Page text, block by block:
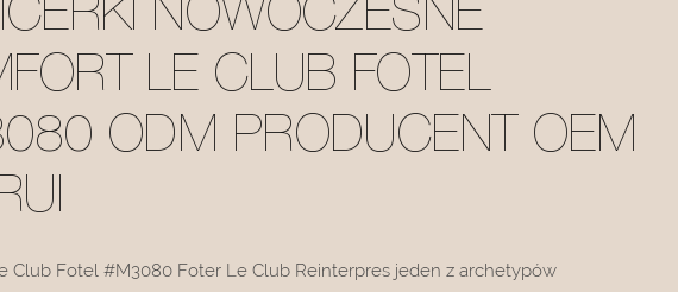
NOWOCZESNE
LE CLUB FOTEL
ODM PRODUCENT OEM
Club Fotel #M3080 Foter Le Club Reinterpres jeden z archetypów